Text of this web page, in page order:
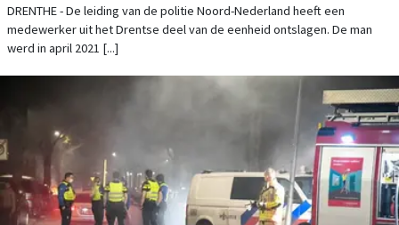
DRENTHE - De leiding van de politie Noord-Nederland heeft een
medewerker uit het Drentse deel van de eenheid ontslagen. De man
werd in april 2021 [...]